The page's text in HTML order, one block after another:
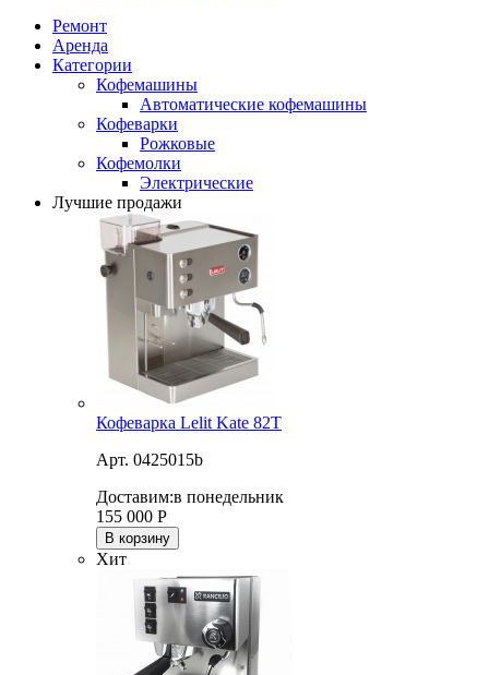
Ремонт
Аренда
Категории
Кофемашины
Автоматические кофемашины
Кофеварки
Рожковые
Кофемолки
Электрические
Лучшие продажи
Кофеварка Lelit Kate 82T
Арт. 0425015b
Доставим:в понедельник
155 000 Р
В корзину
Хит